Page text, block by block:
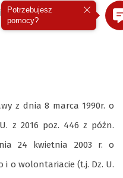
w 2017 roku
z dnia 8 marca 1990r. o
z 2016 poz. 446 z późn.
24 kwietnia 2003 r. o
i o wolontariacie (t.j. Dz. U.
Potrzebujesz
pomocy?